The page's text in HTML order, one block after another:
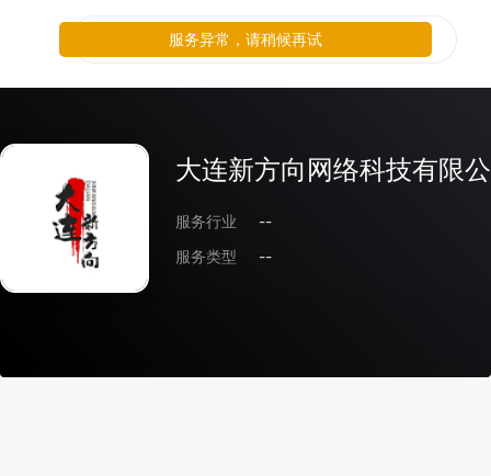
大连新方向网络科技有限
服务行业
--
服务类型
--
服务异常，请稍候再试